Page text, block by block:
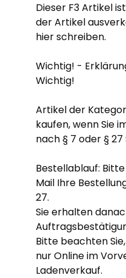
Dieser F3 Artikel
der Artikel
hier schreiben.
Wichtig! -
Wichtig!
Artikel der
kaufen, wenn Sie
nach § 7 oder § 27
Bestellablauf:
Mail Ihre
27.
Sie erhalten
Bitte beachten
nur Online im
Ladenverkauf.